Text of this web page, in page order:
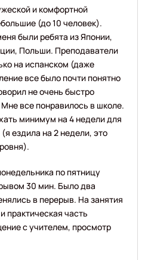
и комфортной
(до 10 человек).
были ребята из Японии,
Польши. Преподаватели
на испанском (даже
все было почти понятно
не очень быстро
все понравилось в школе.
минимум на 4 недели для
ездила на 2 недели, это
по пятницу
30 мин. Было два
в перерыв. На занятия
практическая часть
с учителем, просмотр